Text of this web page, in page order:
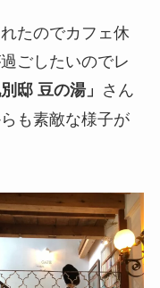
たのでカフェ休
ごしたいのでレ
邸 豆の湯」 さん
も素敵な様子が